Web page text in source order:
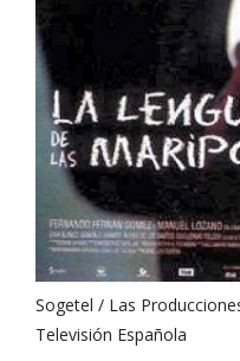
Sogetel / Las
Televisión Española